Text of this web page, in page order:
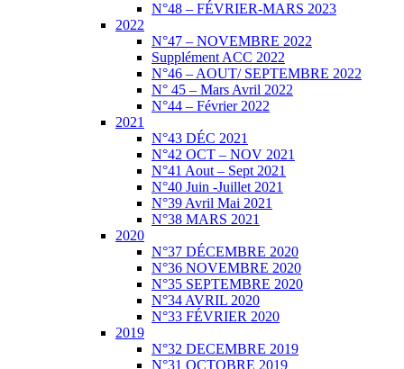
N°48 – FÉVRIER-MARS 2023
2022
N°47 – NOVEMBRE 2022
Supplément ACC 2022
N°46 – AOUT/ SEPTEMBRE 2022
N° 45 – Mars Avril 2022
N°44 – Février 2022
2021
N°43 DÉC 2021
N°42 OCT – NOV 2021
N°41 Aout – Sept 2021
N°40 Juin -Juillet 2021
N°39 Avril Mai 2021
N°38 MARS 2021
2020
N°37 DÉCEMBRE 2020
N°36 NOVEMBRE 2020
N°35 SEPTEMBRE 2020
N°34 AVRIL 2020
N°33 FÉVRIER 2020
2019
N°32 DECEMBRE 2019
N°31 OCTOBRE 2019